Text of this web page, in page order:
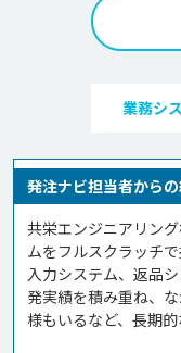
業務シ
発注ナビ担当者から
共栄エンジニアリン
ムをフルスクラッチ
入力システム、返品
発実績を積み重ね、
様もいるなど、長期